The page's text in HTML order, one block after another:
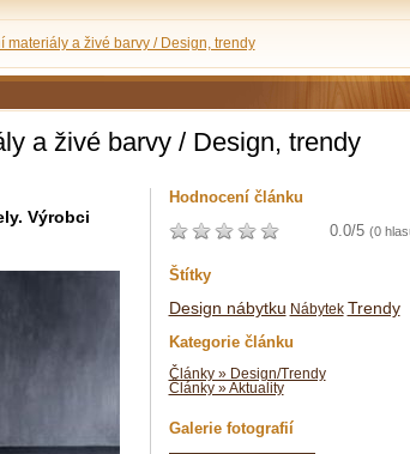
materiály a živé barvy / Design, trendy
a živé barvy / Design, trendy
Výrobci
Hodnocení článku
0.0/5 (0
Štítky
Design nábytku Nábytek Trendy
Kategorie článku
Články » Design/Trendy
Články » Aktuality
Galerie fotografií